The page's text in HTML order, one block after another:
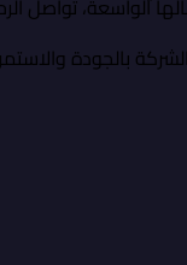
بالجودة